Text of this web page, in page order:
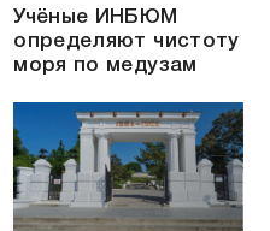
Учёные ИНБЮМ
определяют чистоту
моря по медузам